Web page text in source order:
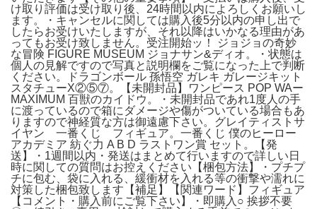
け取り評価は受け取り後、24時間以内によろしくお願いし
ます。・キャンセルに関しては購入後5分以内の申し出で
したらお受けいたしますが、それ以降はいかなる理由があ
ってもお受け致しません。受注開始ッ！ ジョジョの奇妙
な冒険 FIGURE MUSEUM ジョナサン&ディオ。・状態は
個人の見解ですので写真と説明欄をご覧になった上で判断
ください。ドラゴンボール 孫悟空 ガレキ ガレージキット
スタチューX②⑤⑦。【未開封品】ワンピース POP WAー
MAXIMUM 百獣のカイドウ。・未開封品であれ1度人の手
に渡っているので箱にダメージや傷がついている場合もあ
りますので神経質な方は御遠慮下さい。グレイティストサ
イヤン 一番くじ フィギュア。一番くじ 僕のヒーロー
アカデミア 紡ぐ力 A B D ラストワン賞 セット。【発
送】・1週間以内・発送はまとめて行いますので詳しい日
時に関しての質問はお控えください【梱包方法】・プチプ
チに包む、袋に入れる、緩衝材を入れる等の衝撃や濡れに
対策した梱包致します【補足】【関連ワード】フィギュア
【コメント・購入前にご覧下さい】・即購入○ 挨拶不要